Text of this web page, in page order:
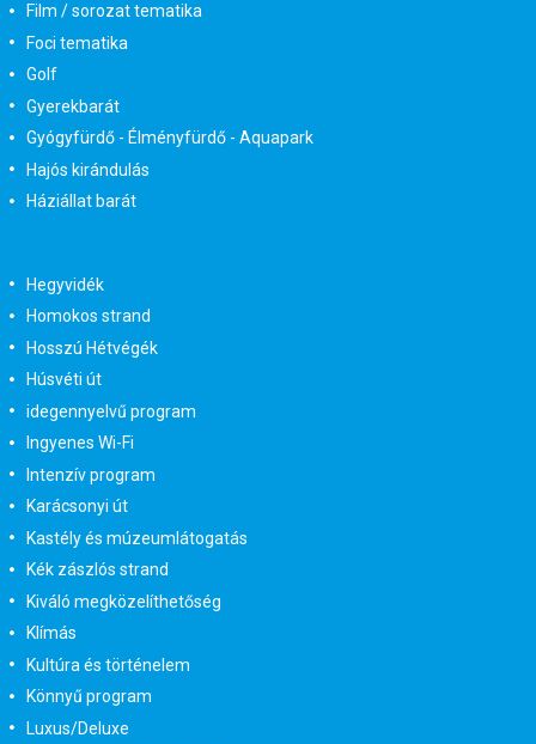
Film / sorozat tematika
Foci tematika
Golf
Gyerekbarát
Gyógyfürdő - Élményfürdő - Aquapark
Hajós kirándulás
Háziállat barát
Hegyvidék
Homokos strand
Hosszú Hétvégék
Húsvéti út
idegennyelvű program
Ingyenes Wi-Fi
Intenzív program
Karácsonyi út
Kastély és múzeumlátogatás
Kék zászlós strand
Kiváló megközelíthetőség
Klímás
Kultúra és történelem
Könnyű program
Luxus/Deluxe